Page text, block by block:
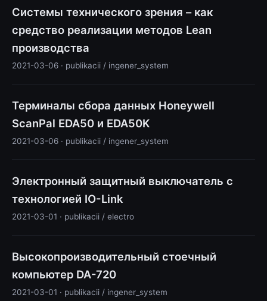
Системы технического зрения – как
средство реализации методов Lean
производства
2021-03-06 · publikacii / ingener_system
Терминалы сбора данных Honeywell
ScanPal EDA50 и EDA50K
2021-03-06 · publikacii / ingener_system
Электронный защитный выключатель с
технологией IO-Link
2021-03-01 · publikacii / electro
Высокопроизводительный стоечный
компьютер DA-720
2021-03-01 · publikacii / ingener_system